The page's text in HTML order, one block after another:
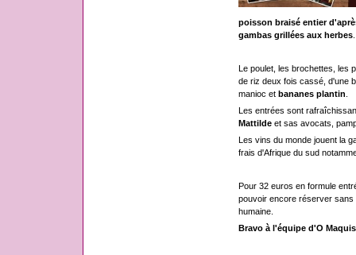
poisson braisé entier
gambas grillées aux herbes.
Le poulet, les brochettes, les
de riz deux fois cassé, d'une
manioc et bananes plantin
Les entrées sont
Mattildeet sas avocats,
Les vins du monde jouent la
frais d'Afrique du sud
Pour 32 euros en formule
pouvoir encore réserver sans
humaine.
Bravo à l'équipe d'O